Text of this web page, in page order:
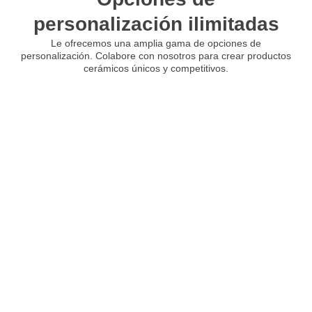
personalización ilimitadas
Le ofrecemos una amplia gama de opciones de
personalización. Colabore con nosotros para crear productos
cerámicos únicos y competitivos.